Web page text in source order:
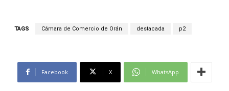
TAGS Cámara de Comercio de Orán destacada p2
Facebook X WhatsApp